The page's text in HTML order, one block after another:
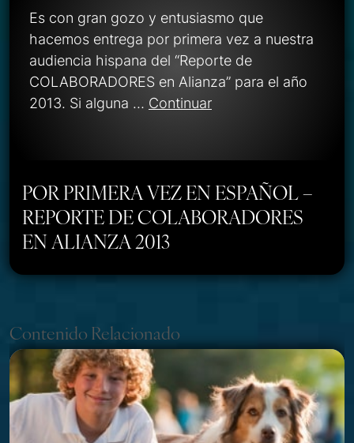
Es con gran gozo y entusiasmo que
hacemos entrega por primera vez a nuestra
audiencia hispana del “Reporte de
COLABORADORES en Alianza” para el año
2013. Si alguna … Continuar
POR PRIMERA VEZ EN ESPAÑOL –
REPORTE DE COLABORADORES
EN ALIANZA 2013
Contenido Relacionado